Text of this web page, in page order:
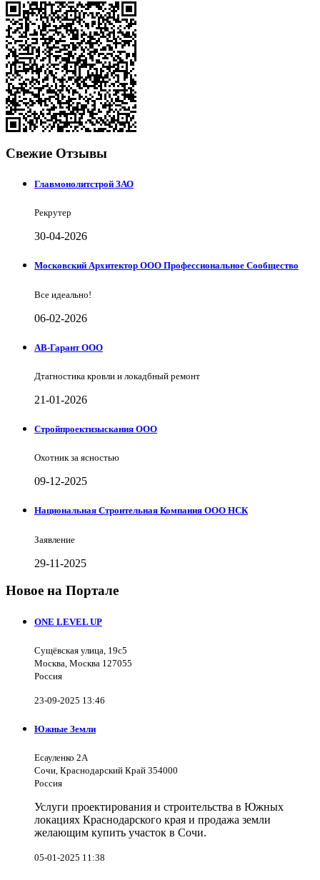
Свежие Отзывы
Главмонолитстрой ЗАО
Рекрутер
30-04-2026
Московский Архитектор ООО Профессиональное Сообщество
Все идеально!
06-02-2026
АВ-Гарант ООО
Дтагностика кровли и локадбный ремонт
21-01-2026
Стройпроектизыскания ООО
Охотник за ясностью
09-12-2025
Национальная Строительная Компания ООО НСК
Заявление
29-11-2025
Новое на Портале
ONE LEVEL UP
Сущёвская улица, 19с5
Москва, Москва 127055
Россия
23-09-2025 13:46
Южные Земли
Есауленко 2А
Сочи, Краснодарский Край 354000
Россия
Услуги проектирования и строительства в Южных
локациях Краснодарского края и продажа земли
желающим купить участок в Сочи.
05-01-2025 11:38